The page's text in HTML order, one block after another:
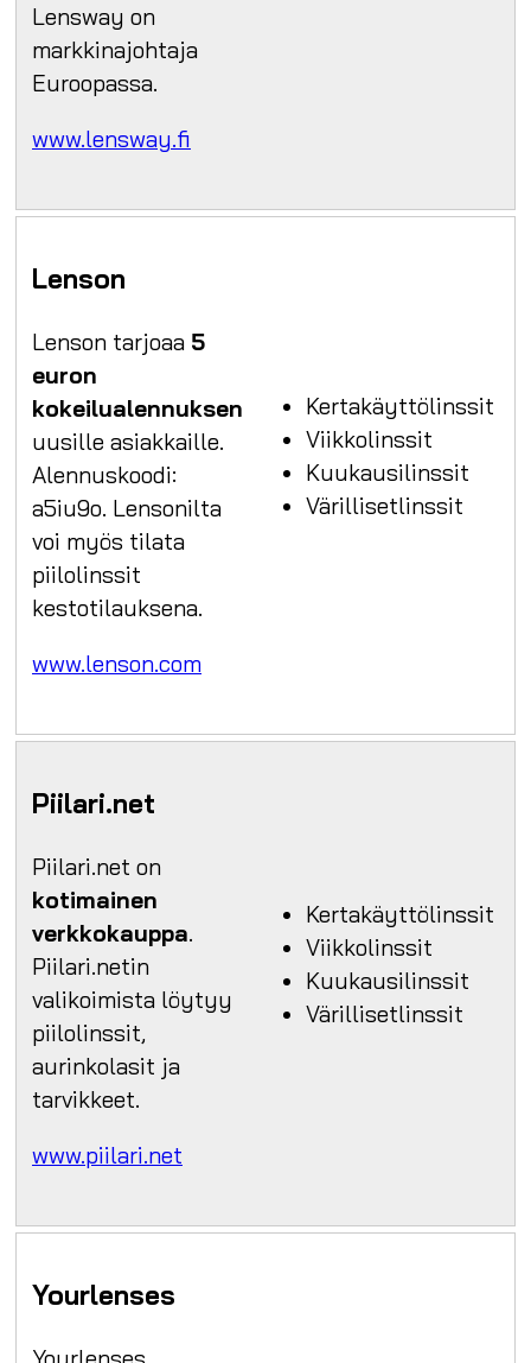
Lensway on
markkinajohtaja
Euroopassa.
www.lensway.fi
Lenson
Lenson tarjoaa 5
euron
kokeilualennuksen
uusille asiakkaille.
Alennuskoodi:
a5iu9o. Lensonilta
voi myös tilata
piilolinssit
kestotilauksena.
www.lenson.com
Kertakäyttölinssit
Viikkolinssit
Kuukausilinssit
Värillisetlinssit
Piilari.net
Piilari.net on
kotimainen
verkkokauppa.
Piilari.netin
valikoimista löytyy
piilolinssit,
aurinkolasit ja
tarvikkeet.
www.piilari.net
Kertakäyttölinssit
Viikkolinssit
Kuukausilinssit
Värillisetlinssit
Yourlenses